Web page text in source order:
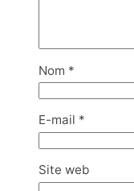
Nom *
E-mail *
Site web